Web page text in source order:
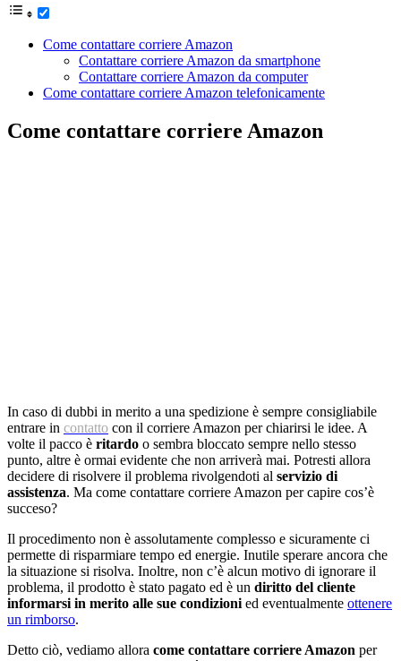
Come contattare corriere Amazon
Contattare corriere Amazon da smartphone
Contattare corriere Amazon da computer
Come contattare corriere Amazon telefonicamente
Come contattare corriere Amazon
In caso di dubbi in merito a una spedizione è sempre consigliabile
entrare in contatto con il corriere Amazon per chiarirsi le idee. A
volte il pacco è ritardo o sembra bloccato sempre nello stesso
punto, altre è ormai evidente che non arriverà mai. Potresti allora
decidere di risolvere il problema rivolgendoti al servizio di
assistenza. Ma come contattare corriere Amazon per capire cos’è
succeso?
Il procedimento non è assolutamente complesso e sicuramente ci
permette di risparmiare tempo ed energie. Inutile sperare ancora che
la situazione si risolva. Inoltre, non c’è alcun motivo di ignorare il
problema, il prodotto è stato pagato ed è un diritto del cliente
informarsi in merito alle sue condizioni ed eventualmente ottenere
un rimborso.
Detto ciò, vediamo allora come contattare corriere Amazon per